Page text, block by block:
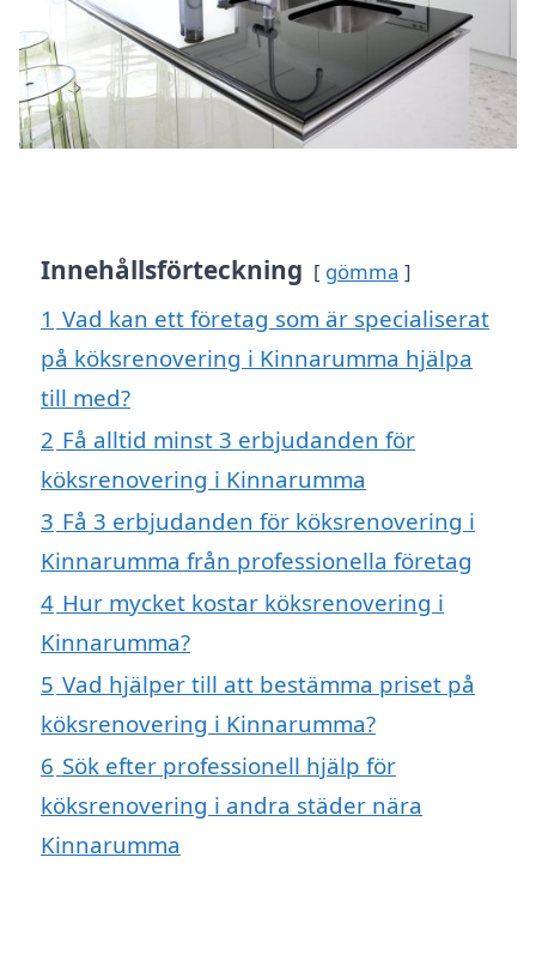
Innehållsförteckning gömma
1 Vad kan ett företag som är specialiserat
på köksrenovering i Kinnarumma hjälpa
till med?
2 Få alltid minst 3 erbjudanden för
köksrenovering i Kinnarumma
3 Få 3 erbjudanden för köksrenovering i
Kinnarumma från professionella företag
4 Hur mycket kostar köksrenovering i
Kinnarumma?
5 Vad hjälper till att bestämma priset på
köksrenovering i Kinnarumma?
6 Sök efter professionell hjälp för
köksrenovering i andra städer nära
Kinnarumma